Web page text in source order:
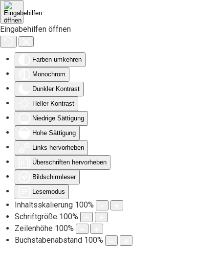
Eingabehilfen öffnen
Farben umkehren
Monochrom
Dunkler Kontrast
Heller Kontrast
Niedrige Sättigung
Hohe Sättigung
Links hervorheben
Überschriften hervorheben
Bildschirmleser
Lesemodus
Inhaltsskalierung 100%
Schriftgröße 100%
Zeilenhöhe 100%
Buchstabenabstand 100%
Zum Hauptinhalt springen